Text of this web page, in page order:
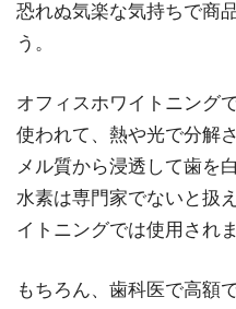
恐れぬ気楽な気持ちで商
う。
オフィスホワイトニング
使われて、熱や光で分解
メル質から浸透して歯を
水素は専門家でないと扱
イトニングでは使用されま
もちろん、歯科医で高額